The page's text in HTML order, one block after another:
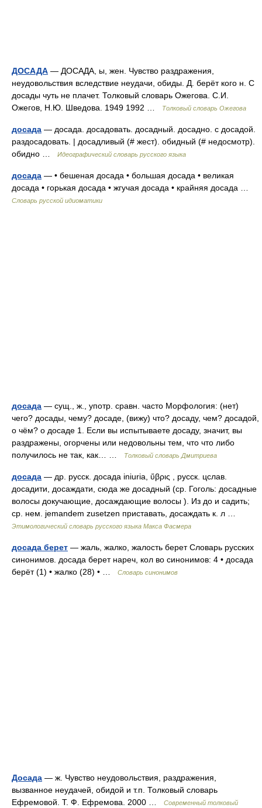
ДОСАДА — ДОСАДА, ы, жен. Чувство раздражения,
неудовольствия вследствие неудачи, обиды. Д. берёт кого н. С
досады чуть не плачет. Толковый словарь Ожегова. С.И.
Ожегов, Н.Ю. Шведова. 1949 1992 …
Толковый словарь Ожегова
досада — досада. досадовать. досадный. досадно. с досадой.
раздосадовать. | досадливый (# жест). обидный (# недосмотр).
обидно …
Идеографический словарь русского языка
досада — • бешеная досада • большая досада • великая
досада • горькая досада • жгучая досада • крайняя досада …
Словарь русской идиоматики
досада — сущ., ж., употр. сравн. часто Морфология: (нет)
чего? досады, чему? досаде, (вижу) что? досаду, чем? досадой,
о чём? о досаде 1. Если вы испытываете досаду, значит, вы
раздражены, огорчены или недовольны тем, что что либо
получилось не так, как… …
Толковый словарь Дмитриева
досада — др. русск. досада iniuria, ὕβρις , русск. цслав.
досадити, досаждати, сюда же досадный (ср. Гоголь: досадные
волосы докучающие, досаждающие волосы ). Из до и садить;
ср. нем. jemandem zusetzen приставать, досаждать к. л …
Этимологический словарь русского языка Макса Фасмера
досада берет — жаль, жалко, жалость берет Словарь русских
синонимов. досада берет нареч, кол во синонимов: 4 • досада
берёт (1) • жалко (28) • …
Словарь синонимов
Досада — ж. Чувство неудовольствия, раздражения,
вызванное неудачей, обидой и т.п. Толковый словарь
Ефремовой. Т. Ф. Ефремова. 2000 …
Современный толковый